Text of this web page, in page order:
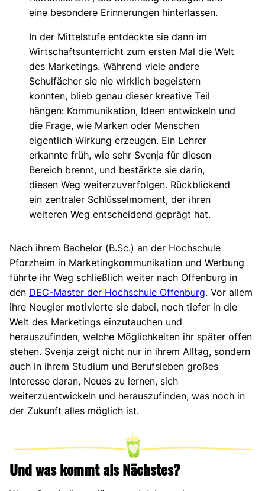
eine besondere Erinnerungen hinterlassen.
In der Mittelstufe entdeckte sie dann im
Wirtschaftsunterricht zum ersten Mal die Welt
des Marketings. Während viele andere
Schulfächer sie nie wirklich begeistern
konnten, blieb genau dieser kreative Teil
hängen: Kommunikation, Ideen entwickeln und
die Frage, wie Marken oder Menschen
eigentlich Wirkung erzeugen. Ein Lehrer
erkannte früh, wie sehr Svenja für diesen
Bereich brennt, und bestärkte sie darin,
diesen Weg weiterzuverfolgen. Rückblickend
ein zentraler Schlüsselmoment, der ihren
weiteren Weg entscheidend geprägt hat.
Nach ihrem Bachelor (B.Sc.) an der Hochschule
Pforzheim in Marketingkommunikation und Werbung
führte ihr Weg schließlich weiter nach Offenburg in
den DEC-Master der Hochschule Offenburg. Vor allem
ihre Neugier motivierte sie dabei, noch tiefer in die
Welt des Marketings einzutauchen und
herauszufinden, welche Möglichkeiten ihr später offen
stehen. Svenja zeigt nicht nur in ihrem Alltag, sondern
auch in ihrem Studium und Berufsleben großes
Interesse daran, Neues zu lernen, sich
weiterzuentwickeln und herauszufinden, was noch in
der Zukunft alles möglich ist.
Und was kommt als Nächstes?